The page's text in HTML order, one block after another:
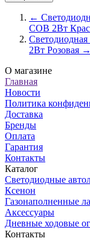
←
COB 2Вт
2Вт Розовая →
О магазине
Главная
Новости
Политика
Доставка
Бренды
Оплата
Гарантия
Контакты
Каталог
Светодиодные
Ксенон
Газонаполненные
Аксессуары
Дневные ходовые
Контакты